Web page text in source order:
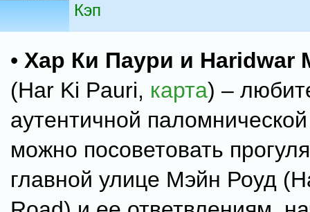
Кэп
• Хар Ки Паури и Haridwar
(Har Ki Pauri, карта) –
аутентичной
можно посоветовать
главной улице Мэйн Роуд